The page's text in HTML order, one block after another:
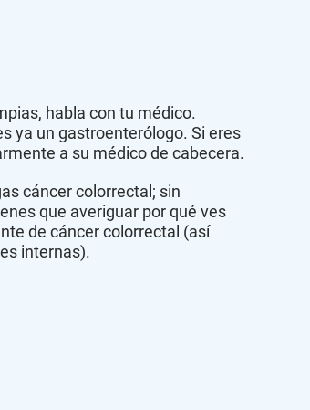
habla con tu médico.
ya un gastroenterólogo. Si eres
a su médico de cabecera.
cáncer colorrectal; sin
que averiguar por qué ves
de cáncer colorrectal (así
internas).